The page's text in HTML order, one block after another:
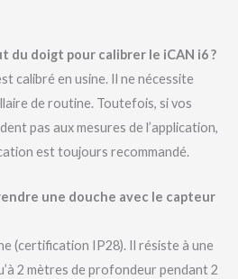
du doigt pour calibrer le iCAN i6 ?
calibré en usine. Il ne nécessite
de routine. Toutefois, si vos
pas aux mesures de l’application,
est toujours recommandé.
une douche avec le capteur
(certification IP28). Il résiste à une
2 mètres de profondeur pendant 2